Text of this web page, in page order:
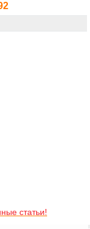
статьи!